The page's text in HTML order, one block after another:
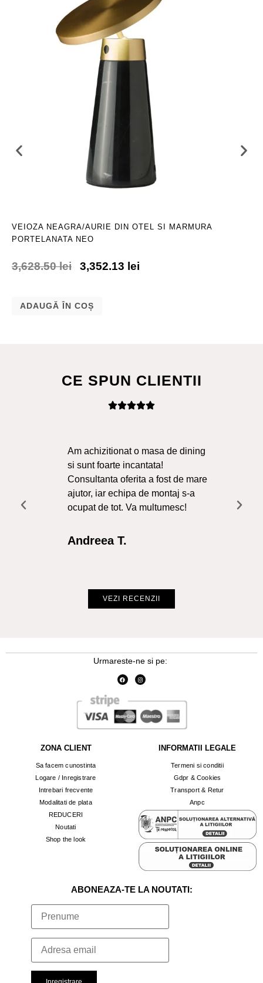
VEIOZA NEAGRA/AURIE DIN OTEL SI MARMURA
PORTELANATA NEO
3,628.50lei 3,352.13 lei
ADAUGĂ ÎN COȘ
CE SPUN CLIENTII
Am achizitionat o masa de dining
si sunt foarte incantata!
Consultanta oferita a fost de mare
ajutor, iar echipa de montaj s-a
ocupat de tot. Va multumesc!
Andreea T.
VEZI RECENZII
Urmareste-ne si pe:
ZONA CLIENT
Sa facem cunostinta
Logare / Inregistrare
Intrebari frecvente
Modalitati de plata
REDUCERI
Noutati
Shop the look
INFORMATII LEGALE
Termeni si conditii
Gdpr & Cookies
Transport & Retur
Anpc
ABONEAZA-TE LA NOUTATI: